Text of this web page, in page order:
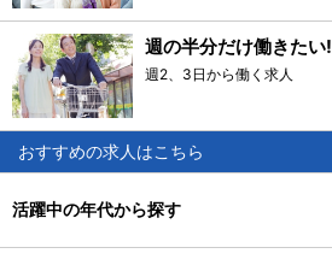
週の半分だけ働きたい!
週2、3日から働く求人
おすすめの求人はこちら
活躍中の年代から探す